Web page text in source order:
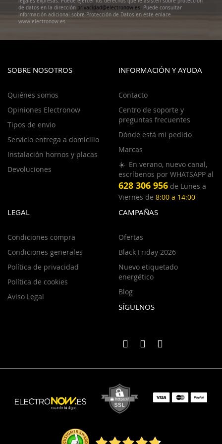
de datos en la dirección privacidad@electronow.es. Puede consultar
información adicional sobre Protección de Datos en este enlace
www.electronow.es
SOBRE NOSOTROS
Quiénes somos
Opiniones Electronow
Tipos de envio
Servicio entrega a domicilio
Instalación hornos y placas
Devoluciones
INFORMACIÓN Y AYUDA
Contacto
Centro de soporte y
preguntas frecuentes
Dónde está mi pedido
Marcas
☀️ En verano, nuevo canal,
escríbenos por WHATSAPP al
628 306 956 de Lunes a
Viernes de 8:00 a 14:00
LEGAL
Condiciones compra
Condiciones generales
Política de privacidad
Política de cookies
Aviso Legal
CAMPAÑAS
Ofertas
Black Friday 2026
Nuevo etiquetado
energético
Blog
SÍGUENOS